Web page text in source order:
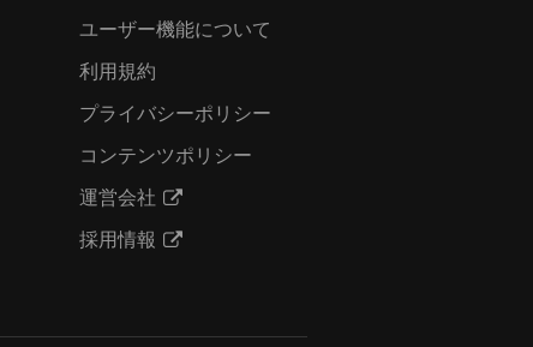
ユーザー機能について
利用規約
プライバシーポリシー
コンテンツポリシー
運営会社
採用情報